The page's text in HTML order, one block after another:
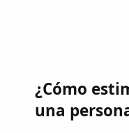
¿Cómo
una